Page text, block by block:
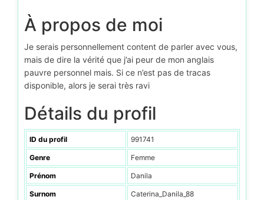
À propos de moi
Je serais personnellement content de parler avec vous,
mais de dire la vérité que j’ai peur de mon anglais
pauvre personnel mais. Si ce n’est pas de tracas
disponible, alors je serai très ravi
Détails du profil
ID du profil 991741
Genre Femme
Prénom Danila
Surnom Caterina_Danila_88